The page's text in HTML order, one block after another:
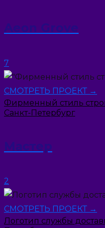
Aeon Grove
7
СМОТРЕТЬ ПРОЕКТ →
Фирменный стиль
Санкт-Петербург
Мастер
2
СМОТРЕТЬ ПРОЕКТ →
Логотип службы